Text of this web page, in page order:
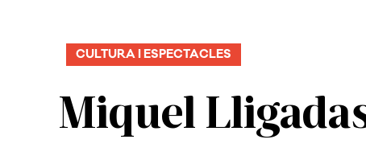
Miquel
CULTURA I ESPECTACLES